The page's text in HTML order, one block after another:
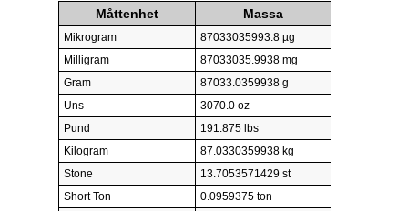
Måttenhet Massa
Mikrogram
87033035993.8 µg
Milligram
87033035.9938 mg
Gram
87033.0359938 g
Uns
3070.0 oz
Pund
191.875 lbs
Kilogram
87.0330359938 kg
Stone
13.7053571429 st
Short Ton
0.0959375 ton